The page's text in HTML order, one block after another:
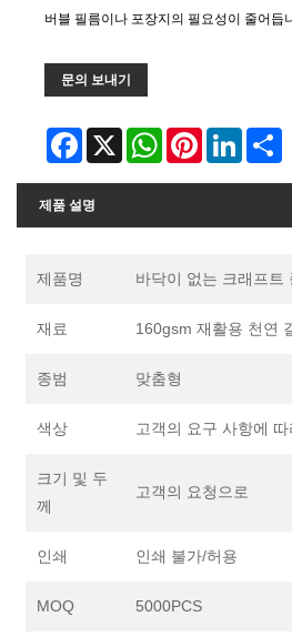
버블 필름이나 포장지의 필요성이 줄어듭
문의 보내기
Facebook WhatsAppPinterestLinkedIn
제품 설명
제품명 바닥이 없는 크래프트
재료 160gsm 재활용 천연
종범 맞춤형
색상 고객의 요구 사항에
크기 및 두
께
고객의 요청으로
인쇄 인쇄 불가/허용
MOQ 5000PCS